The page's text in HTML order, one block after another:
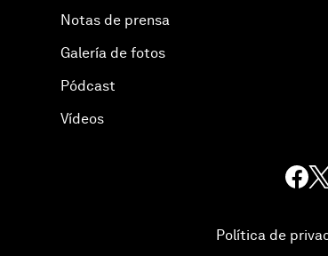
Notas de prensa
Galería de fotos
Pódcast
Vídeos
Política de